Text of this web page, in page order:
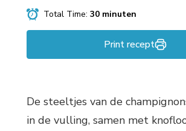
Total Time: 30 minuten
Print recept
De steeltjes van de
in de vulling, samen met